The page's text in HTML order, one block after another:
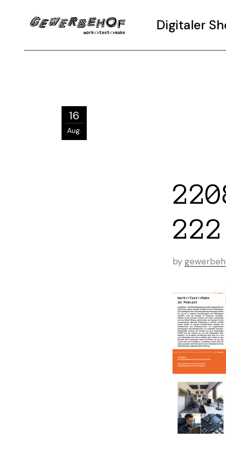
Digitaler
16
Aug.
222
by